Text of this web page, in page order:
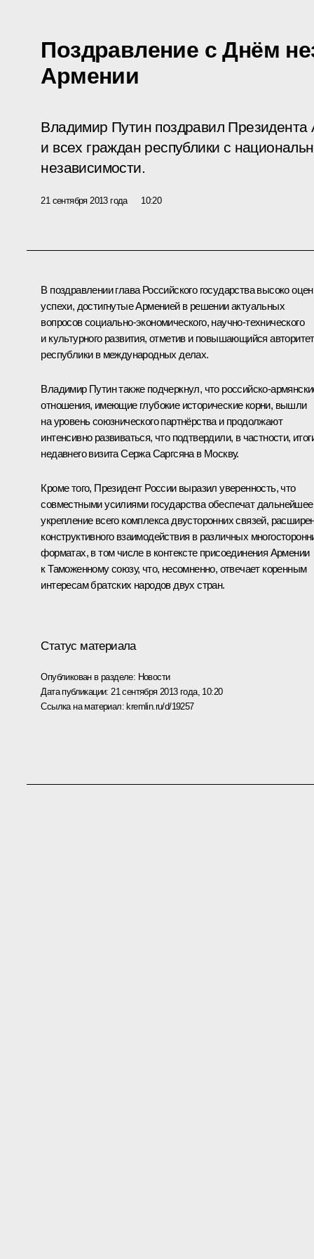
Поздравление с Днём
Армении
Владимир Путин поздравил
и всех граждан республики с
независимости.
21 сентября 2013 года 10:20
В поздравлении глава Российского государства высоко
успехи, достигнутые Арменией в решении актуальных
вопросов социально-экономического, научно-технического
и культурного развития, отметив и повышающийся авторитет
республики в международных делах.
Владимир Путин также подчеркнул, что российско-
отношения, имеющие глубокие исторические корни, вышли
на уровень союзнического партнёрства и продолжают
интенсивно развиваться, что подтвердили, в частности,
недавнеговизита Сержа Саргсянав Москву.
Кроме того, Президент России выразил уверенность, что
совместными усилиями государства обеспечат дальнейшее
укрепление всего комплекса двусторонних связей,
конструктивного взаимодействия в различных
форматах, в том числе в контексте присоединения Армении
к Таможенному союзу, что, несомненно, отвечает коренным
интересам братских народов двух стран.
Статус материала
Опубликован в разделе: Новости
Дата публикации: 21 сентября 2013 года, 10:20
Ссылка на материал: kremlin.ru/d/19257